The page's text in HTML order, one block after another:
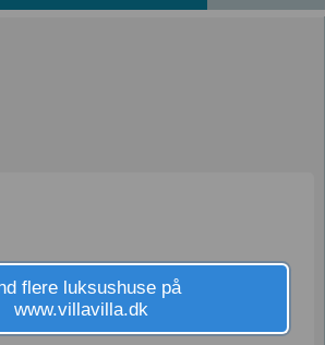
flere luksushuse på
www.villavilla.dk